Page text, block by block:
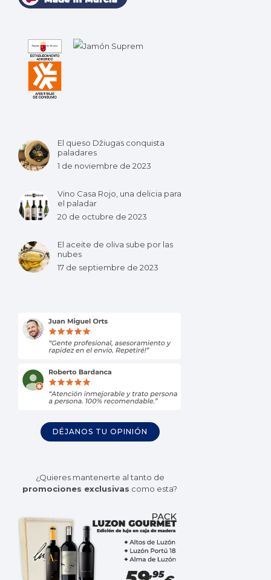
El queso Džiugas conquista
paladares
1 de noviembre de 2023
Vino Casa Rojo, una delicia para
el paladar
20 de octubre de 2023
El aceite de oliva sube por las
nubes
17 de septiembre de 2023
DÉJANOS TU OPINIÓN
¿Quieres mantenerte al tanto de
promociones exclusivas como esta?